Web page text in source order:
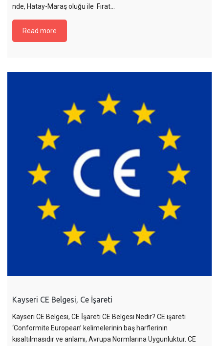
nde, Hatay-Maraş oluğu ile Fırat…
Read more
Kayseri CE Belgesi, Ce İşareti
Kayseri CE Belgesi, CE İşareti CE Belgesi Nedir? CE işareti
‘Conformite European’ kelimelerinin baş harflerinin
kısaltılmasıdır ve anlamı, Avrupa Normlarına Uygunluktur. CE